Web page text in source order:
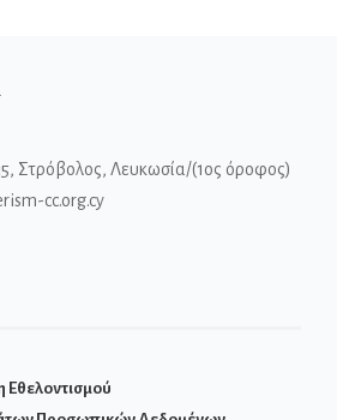
Στρόβολος, Λευκωσία/(1ος όροφος)
cc.org.cy
Εθελοντισμού